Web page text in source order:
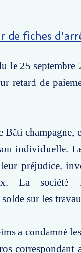
de fiches
le 25 septembre
retard de
Bâti champagne,
individuelle.
préjudice,
La société
sur les
a condamné
correspondant